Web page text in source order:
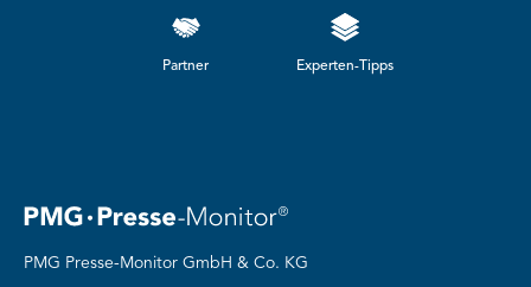
Partner Experten-Tipps
PMG Presse-Monitor GmbH & Co. KG